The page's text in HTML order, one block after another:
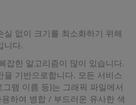
없이 크기를 최소화하기 위해
니다.
잡한 알고리즘이 많이 있습니다.
기반으로합니다. 모든 서비스
램 이름 등)는 그래픽 파일에서
하여 병합 / 부드러운 유사한 색